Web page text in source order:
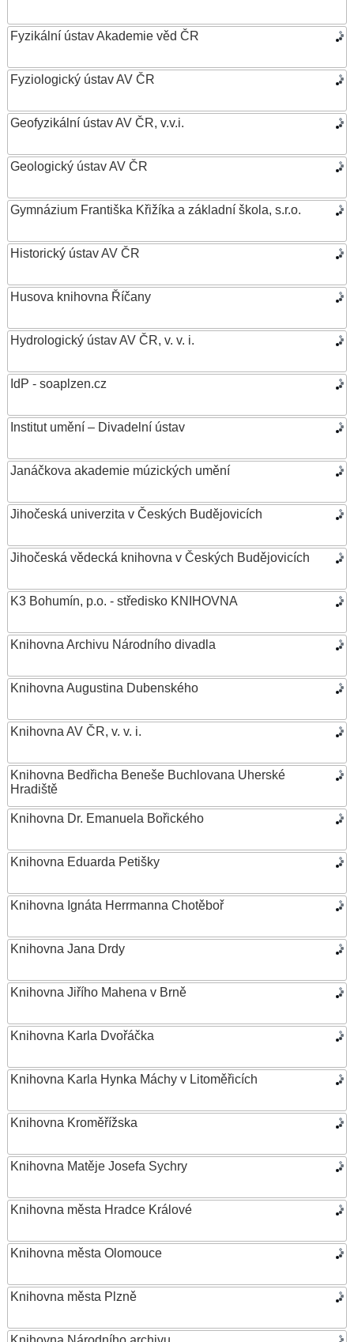
Fyzikální ústav Akademie věd ČR
Fyziologický ústav AV ČR
Geofyzikální ústav AV ČR, v.v.i.
Geologický ústav AV ČR
Gymnázium Františka Křižíka a základní škola, s.r.o.
Historický ústav AV ČR
Husova knihovna Říčany
Hydrologický ústav AV ČR, v. v. i.
IdP - soaplzen.cz
Institut umění – Divadelní ústav
Janáčkova akademie múzických umění
Jihočeská univerzita v Českých Budějovicích
Jihočeská vědecká knihovna v Českých Budějovicích
K3 Bohumín, p.o. - středisko KNIHOVNA
Knihovna Archivu Národního divadla
Knihovna Augustina Dubenského
Knihovna AV ČR, v. v. i.
Knihovna Bedřicha Beneše Buchlovana Uherské
Hradiště
Knihovna Dr. Emanuela Bořického
Knihovna Eduarda Petišky
Knihovna Ignáta Herrmanna Chotěboř
Knihovna Jana Drdy
Knihovna Jiřího Mahena v Brně
Knihovna Karla Dvořáčka
Knihovna Karla Hynka Máchy v Litoměřicích
Knihovna Kroměřížska
Knihovna Matěje Josefa Sychry
Knihovna města Hradce Králové
Knihovna města Olomouce
Knihovna města Plzně